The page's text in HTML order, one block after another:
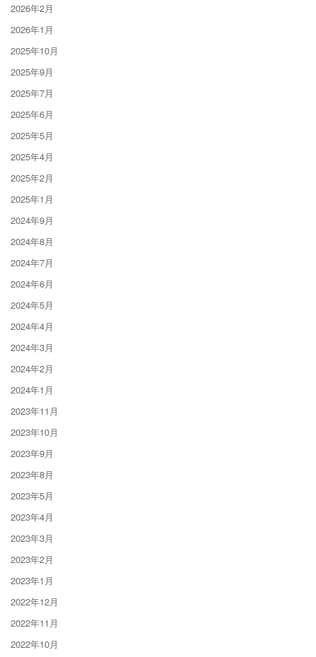
2026年2月
2026年1月
2025年10月
2025年9月
2025年7月
2025年6月
2025年5月
2025年4月
2025年2月
2025年1月
2024年9月
2024年8月
2024年7月
2024年6月
2024年5月
2024年4月
2024年3月
2024年2月
2024年1月
2023年11月
2023年10月
2023年9月
2023年8月
2023年5月
2023年4月
2023年3月
2023年2月
2023年1月
2022年12月
2022年11月
2022年10月